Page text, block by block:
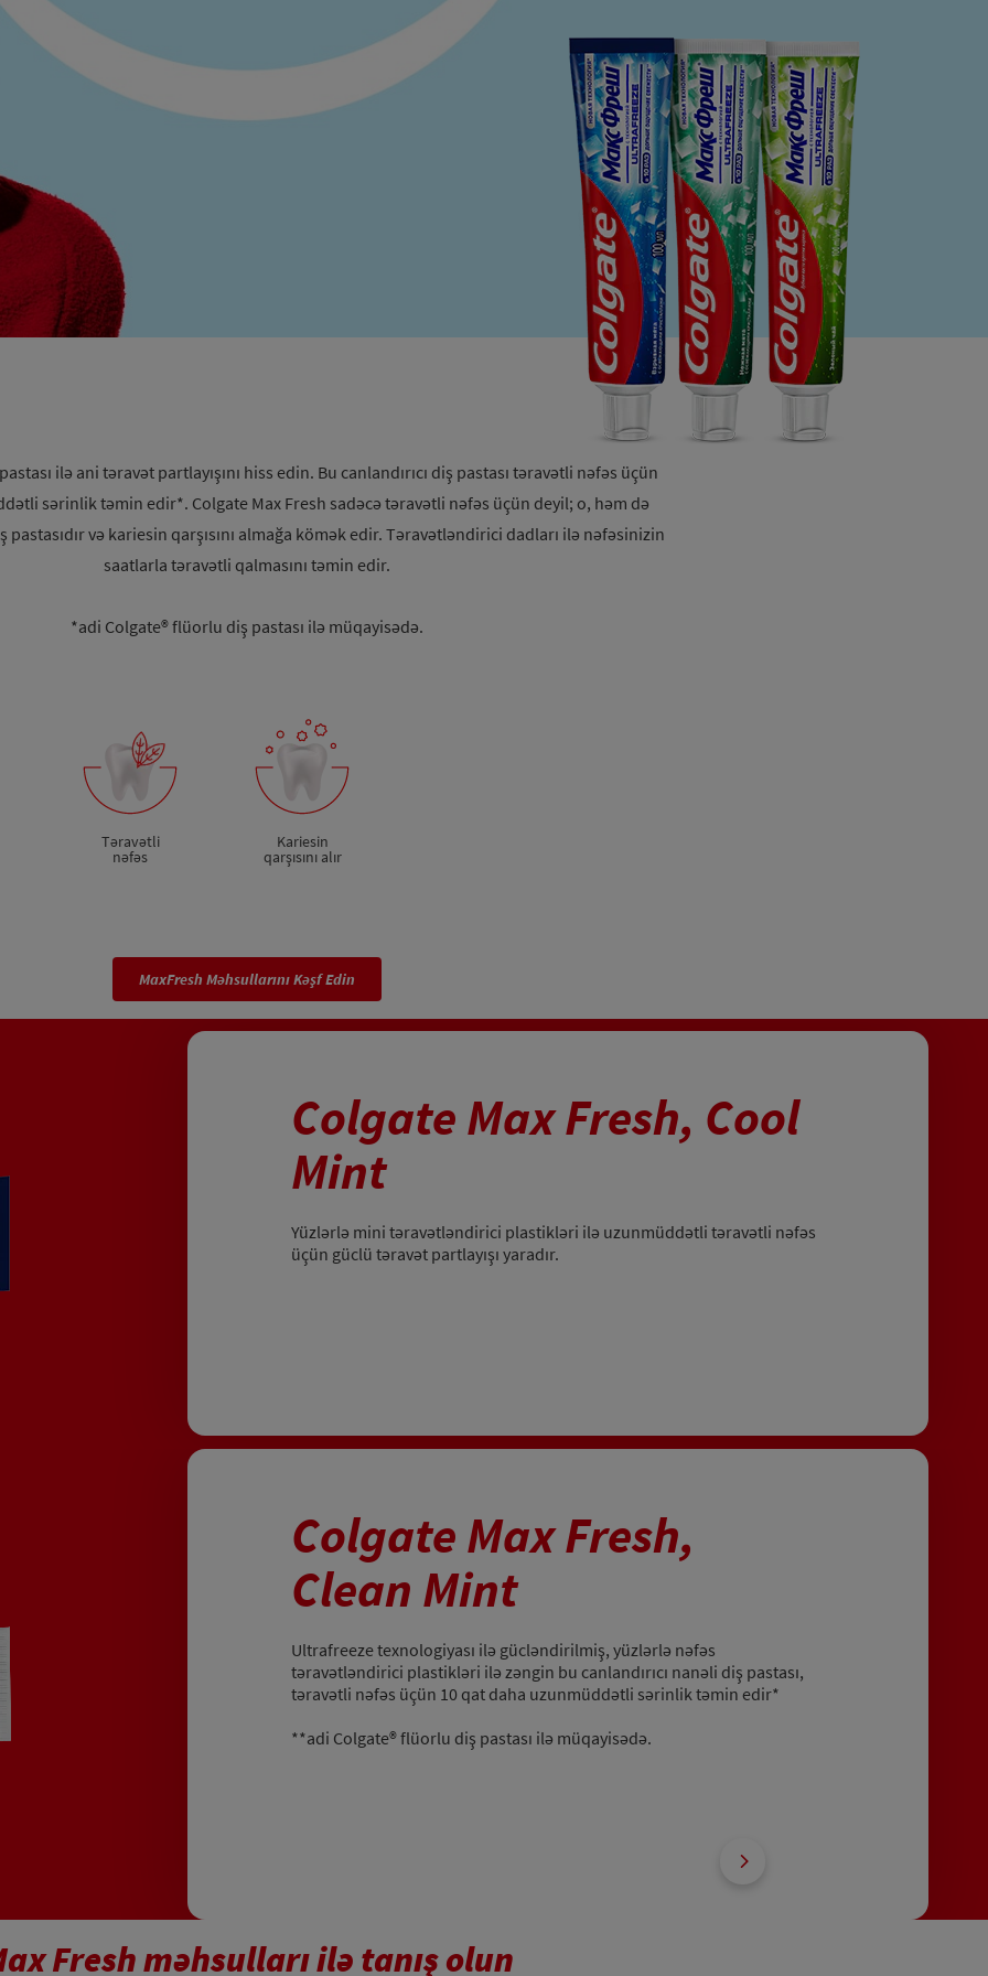
ilə ani təravət partlayışını hiss edin. Bu canlandırıcı diş pastası təravətli nəfəs üçün
sərinlik təmin edir*. Colgate Max Fresh sadəcə təravətli nəfəs üçün deyil; o, həm də
və kariesin qarşısını almağa kömək edir. Təravətləndirici dadları ilə nəfəsinizin
saatlarla təravətli qalmasını təmin edir.
*adi Colgate® flüorlu diş pastası ilə müqayisədə.
Təravətli
nəfəs
Kariesin
qarşısını alır
MaxFresh Məhsullarını Kəşf Edin
Colgate Max Fresh, Cool
Mint
Yüzlərlə mini təravətləndirici plastikləri ilə uzunmüddətli təravətli nəfəs
üçün güclü təravət partlayışı yaradır.
Colgate Max Fresh,
Clean Mint
Ultrafreeze texnologiyası ilə gücləndirilmiş, yüzlərlə nəfəs
təravətləndirici plastikləri ilə zəngin bu canlandırıcı nanəli diş pastası,
təravətli nəfəs üçün 10 qat daha uzunmüddətli sərinlik təmin edir*
**adi Colgate® flüorlu diş pastası ilə müqayisədə.
Fresh məhsulları ilə tanış olun